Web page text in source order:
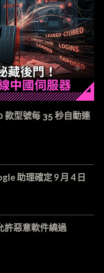
款型號每 35 秒自動連
助理確定 9 月 4 日
惡意軟件繞過